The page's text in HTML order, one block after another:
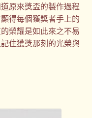
原來獎盃的製作過程
得每個獲獎者手上的
榮耀是如此來之不易
住獲獎那刻的光榮與